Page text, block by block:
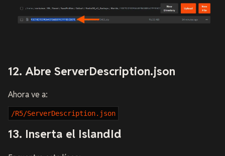
12. Abre ServerDescription.json
Ahora ve a:
/R5/ServerDescription.json
13. Inserta el IslandId